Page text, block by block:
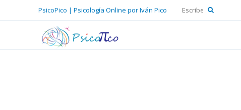
PsicoPico | Psicología Online por Iván Pico